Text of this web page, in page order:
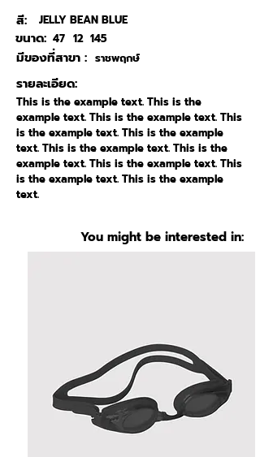
สี:
JELLY BEAN BLUE
47
ขนาด: 12 145
ราชพฤกษ์
มีของที่สาขา :
รายละเอียด:
This is the example text. This is the
example text. This is the example text. This
is the example text. This is the example
text. This is the example text. This is the
example text. This is the example text. This
is the example text. This is the example
text.
You might be interested in: